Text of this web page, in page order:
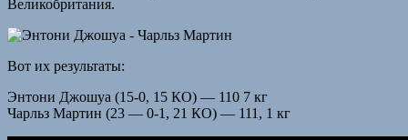
Великобритания.
Вот их результаты:
Энтони Джошуа (15-0, 15 КО) — 110 7 кг
Чарльз Мартин (23 — 0-1, 21 КО) — 111, 1 кг